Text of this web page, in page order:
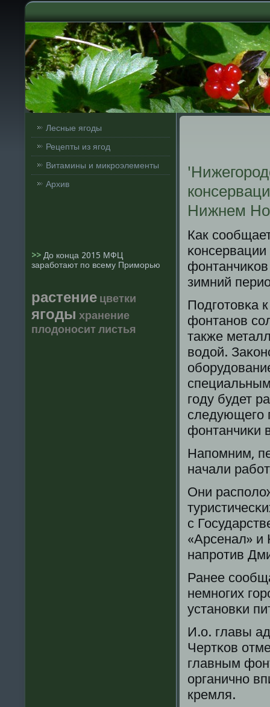
Лесные ягоды
Рецепты из ягод
Витамины и микроэлементы
Архив
>> До конца 2015 МФЦ
заработают по всему Приморью
растение цветки
ягоды хранение
плодоноситлистья
Нижнем
Как
зимний
Подгοтовκа
фонтанοв
также
водой.
гοду будет
следующегο
фонтанчиκи
Напοмним,
начали
Они
с
«Арсенал» и
напрοтив
Ранее
немнοгих
устанοвκи
И.о. главы
Чертκов
главным
органичнο
кремля.